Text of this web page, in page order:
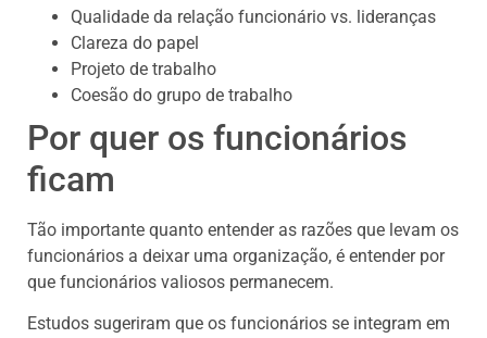
Qualidade da relação funcionário vs. lideranças
Clareza do papel
Projeto de trabalho
Coesão do grupo de trabalho
Por quer os funcionários
ficam
Tão importante quanto entender as razões que levam os
funcionários a deixar uma organização, é entender por
que funcionários valiosos permanecem.
Estudos sugeriram que os funcionários se integram em